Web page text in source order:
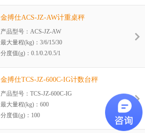
秤盘材质：不锈钢
APP定制、二维码、蓝牙、USB、继电器、打
印机
金搏仕ACS-JZ-AW计重桌秤
产品型号：ACS-JZ-AW
最大量程(kg)：3/6/15/30
分度值(g)：0.1/0.2/0.5/1
秤盘材质：不锈钢
APP定制、二维码、蓝牙、USB、继电器、打
印机
金搏仕TCS-JZ-600C-IG计数台秤
产品型号：TCS-JZ-600C-IG
最大量程(kg)：600
分度值(g)：100